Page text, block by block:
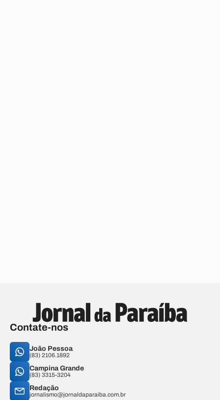
Contate-nos
João Pessoa
(83) 2106.1892
Campina Grande
(83) 3315-3204
Redação
jornalismo@jornaldaparaiba.com.br